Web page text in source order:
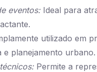
eventos:Ideal para
utilizado em
e planejamento urbano.
Permite a